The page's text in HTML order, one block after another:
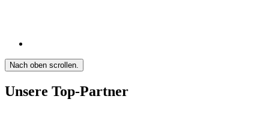
Nach oben scrollen.
Unsere Top-Partner